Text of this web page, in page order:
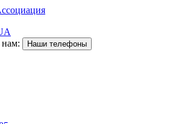
Наши телефоны